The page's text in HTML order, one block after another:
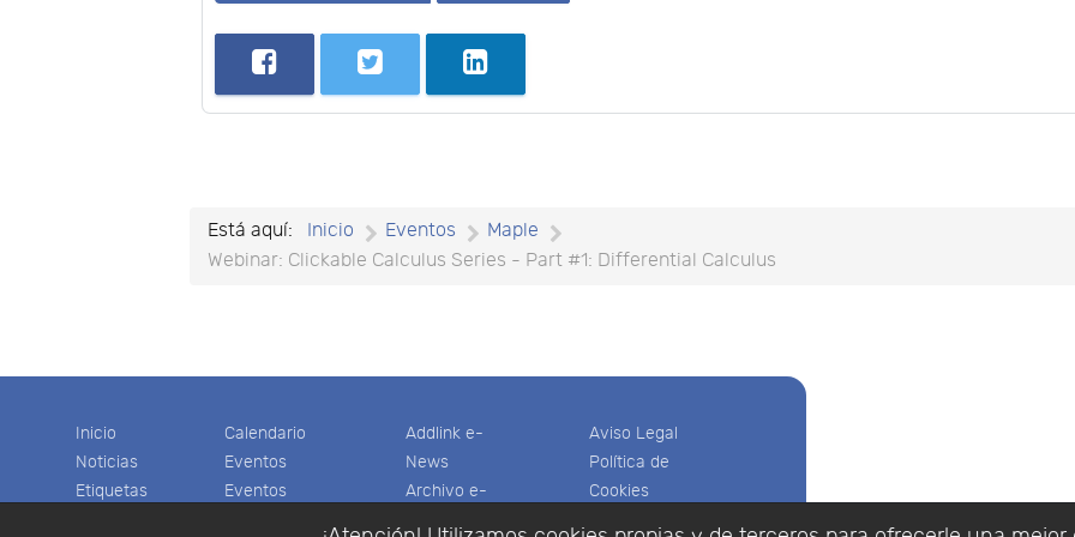
Está aquí: Inicio Eventos
Maple
Webinar: Clickable Calculus Series - Part #1: Differential Calculus
Inicio
Noticias
Etiquetas
Calendario
Eventos
Eventos
Addlink e-
News
Archivo e-
Aviso Legal
Política de
Cookies